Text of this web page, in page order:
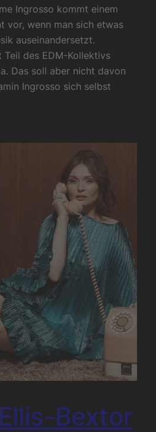
Ingrosso kommt einem
vor, wenn man sich etwas
auseinandersetzt.
Teil des EDM-Kollektivs
Das soll aber nicht davon
Ingrosso sich selbst
Bextor